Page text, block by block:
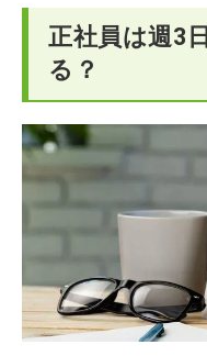
正社員は週3
る？